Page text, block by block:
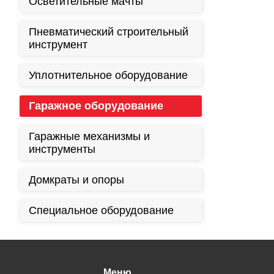
Пневматический строительный
инструмент
Уплотнительное оборудование
Гаражное оборудование
Гаражные механизмы и
инструменты
Домкраты и опоры
Специальное оборудование